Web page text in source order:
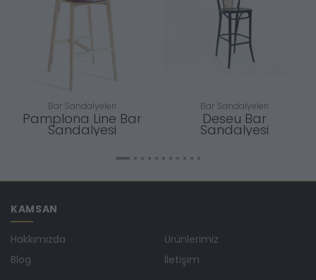
Bar Sandalyeleri
Pamplona Line Bar
Sandalyesi
Bar Sandalyeleri
Deseu Bar
Sandalyesi
KAMSAN
Hakkımızda Ürünlerimiz
Blog İletişim